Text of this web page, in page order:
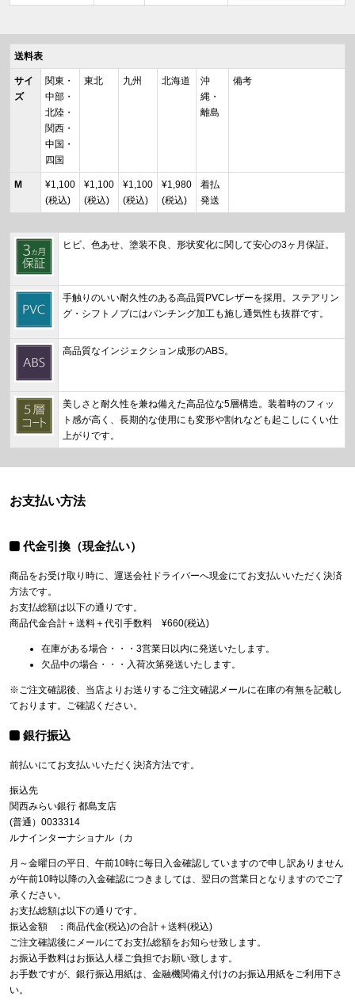
送料表
サイ
ズ
関東・
中部・
北陸・
関西・
中国・
四国
東北 九州 北海道
沖
縄・
離島
備考
M
¥1,100
(税込)
¥1,100
(税込)
¥1,100
(税込)
¥1,980
(税込)
着払
発送
ヒビ、色あせ、塗装不良、形状変化に関して安心の3ヶ月保証。
手触りのいい耐久性のある高品質PVCレザーを採用。ステアリン
グ・シフトノブにはパンチング加工も施し通気性も抜群です。
高品質なインジェクション成形のABS。
美しさと耐久性を兼ね備えた高品位な5層構造。装着時のフィッ
ト感が高く、長期的な使用にも変形や割れなども起こしにくい仕
上がりです。
お支払い方法
代金引換（現金払い）
商品をお受け取り時に、運送会社ドライバーへ現金にてお支払いいただく決済
方法です。
お支払総額は以下の通りです。
商品代金合計＋送料＋代引手数料 ¥660(税込)
在庫がある場合・・・3営業日以内に発送いたします。
欠品中の場合・・・入荷次第発送いたします。
※ご注文確認後、当店よりお送りするご注文確認メールに在庫の有無を記載し
ております。ご確認ください。
銀行振込
前払いにてお支払いいただく決済方法です。
振込先
関西みらい銀行 都島支店
(普通）0033314
ルナインターナショナル（カ
月～金曜日の平日、午前10時に毎日入金確認していますので申し訳ありません
が午前10時以降の入金確認につきましては、翌日の営業日となりますのでご了
承ください。
お支払総額は以下の通りです。
振込金額 ：商品代金(税込)の合計＋送料(税込)
ご注文確認後にメールにてお支払総額をお知らせ致します。
お振込手数料はお振込人様ご負担でお願い致します。
お手数ですが、銀行振込用紙は、金融機関備え付けのお振込用紙をご利用下さ
い。